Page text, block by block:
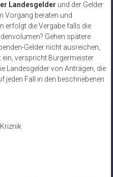
Landesgelder und der Gelder
Vorgang beraten und
erfolgt die Vergabe falls die
Gehen spätere
Gelder nicht ausreichen,
verspricht Bürgermeister
Landesgelder von Anträgen, die
jeden Fall in den beschriebenen